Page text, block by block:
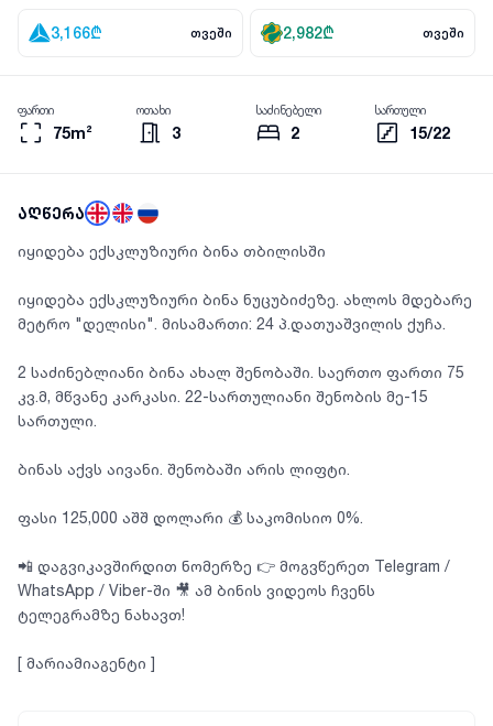
3,166₾ თვეში 2,982₾ თვეში
75m²
ფართი
3
ოთახი
2
საძინებელი
15/22
სართული
აღწერა
იყიდება ექსკლუზიური ბინა თბილისში
იყიდება ექსკლუზიური ბინა ნუცუბიძეზე. ახლოს მდებარე
მეტრო "დელისი". მისამართი: 24 პ.დათუაშვილის ქუჩა.
2 საძინებლიანი ბინა ახალ შენობაში. საერთო ფართი 75
კვ.მ, მწვანე კარკასი. 22-სართულიანი შენობის მე-15
სართული.
ბინას აქვს აივანი. შენობაში არის ლიფტი.
ფასი 125,000 აშშ დოლარი 💰 საკომისიო 0%.
📲 დაგვიკავშირდით ნომერზე 👉 მოგვწერეთ Telegram /
WhatsApp / Viber-ში 🎥 ამ ბინის ვიდეოს ჩვენს
ტელეგრამზე ნახავთ!
[ მარიამიაგენტი ]